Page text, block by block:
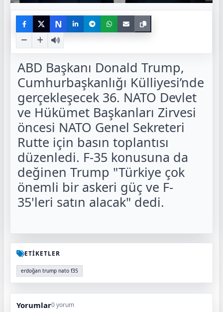
N
ABD Başkanı Donald Trump,
Cumhurbaşkanlığı Külliyesi’nde
gerçekleşecek 36. NATO Devlet
ve Hükümet Başkanları Zirvesi
öncesi NATO Genel Sekreteri
Rutte için basın toplantısı
düzenledi. F-35 konusuna da
değinen Trump "Türkiye çok
önemli bir askeri güç ve F-
35'leri satın alacak" dedi.
ETİKETLER
erdoğan trump nato f35
Yorumlar0 yorum